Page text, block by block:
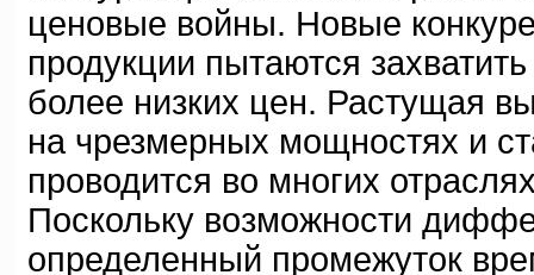
ценовые войны. Новые
продукции пытаются
более низких цен. Растущая
на чрезмерных мощностях и
проводится во многих
Поскольку возможности
определенный промежуток